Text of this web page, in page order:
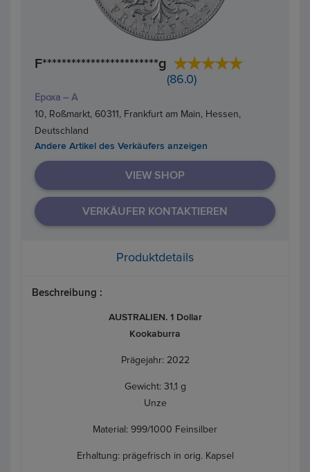
F************************g
(86.0)
Epoxa – A
10, Roßmarkt, 60311, Frankfurt am Main, Hessen,
Deutschland
Andere Artikel des Verkäufers anzeigen
VIEW SHOP
VERKÄUFER KONTAKTIEREN
Produktdetails
Beschreibung :
AUSTRALIEN. 1 Dollar
Kookaburra
Prägejahr: 2022
Gewicht: 31,1 g
Unze
Material: 999/1000 Feinsilber
Erhaltung: prägefrisch in orig. Kapsel